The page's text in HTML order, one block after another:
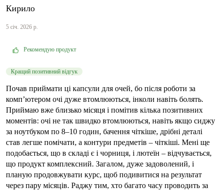
Кирило
5 січ. 2026 р.
Рекомендую продукт
Кращий позитивний відгук
Почав приймати ці капсули для очей, бо після роботи за
комп’ютером очі дуже втомлюються, інколи навіть болять.
Приймаю вже близько місяця і помітив кілька позитивних
моментів: очі не так швидко втомлюються, навіть якщо сиджу
за ноутбуком по 8–10 годин, бачення чіткіше, дрібні деталі
став легше помічати, а контури предметів – чіткіші. Мені ще
подобається, що в складі є і чорниця, і лютеїн – відчувається,
що продукт комплексний. Загалом, дуже задоволений, і
планую продовжувати курс, щоб подивитися на результат
через пару місяців. Раджу тим, хто багато часу проводить за